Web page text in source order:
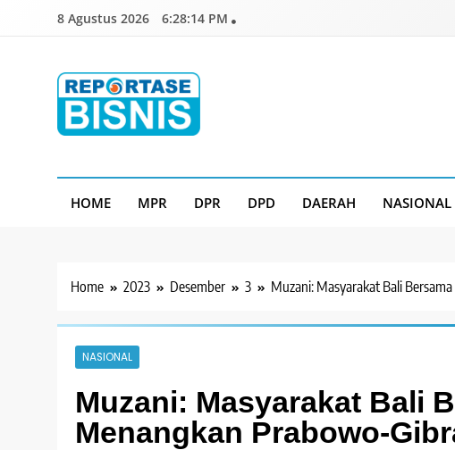
8 Agustus 2026 6:28:16 PM
HOME MPR DPR DPD DAERAH NASIONAL
Home 2023 Desember 3 Muzani: Masyarakat Bali
NASIONAL
Muzani: Masyarakat Bali
Menangkan Prabowo-